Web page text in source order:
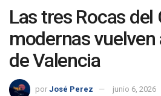
Las tres Rocas
modernas vuelven
de Valencia
por José Perez junio 6, 2026